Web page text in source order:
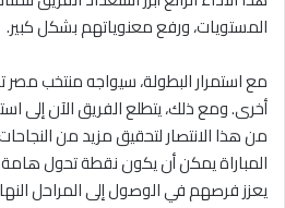
المستويات، ورفع معنوياتهم بشكل كبير.
مع استمرار البطولة، سيواجه منتخب
أخرى. ومع ذلك، يتطلع الفريق الآن إلى
من هذا الانتصار لتحقيق مزيد من
المباراة يمكن أن يكون نقطة تحول
يعزز فرصهم في الوصول إلى المراحل